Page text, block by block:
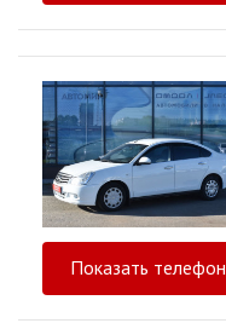
Показать телефон